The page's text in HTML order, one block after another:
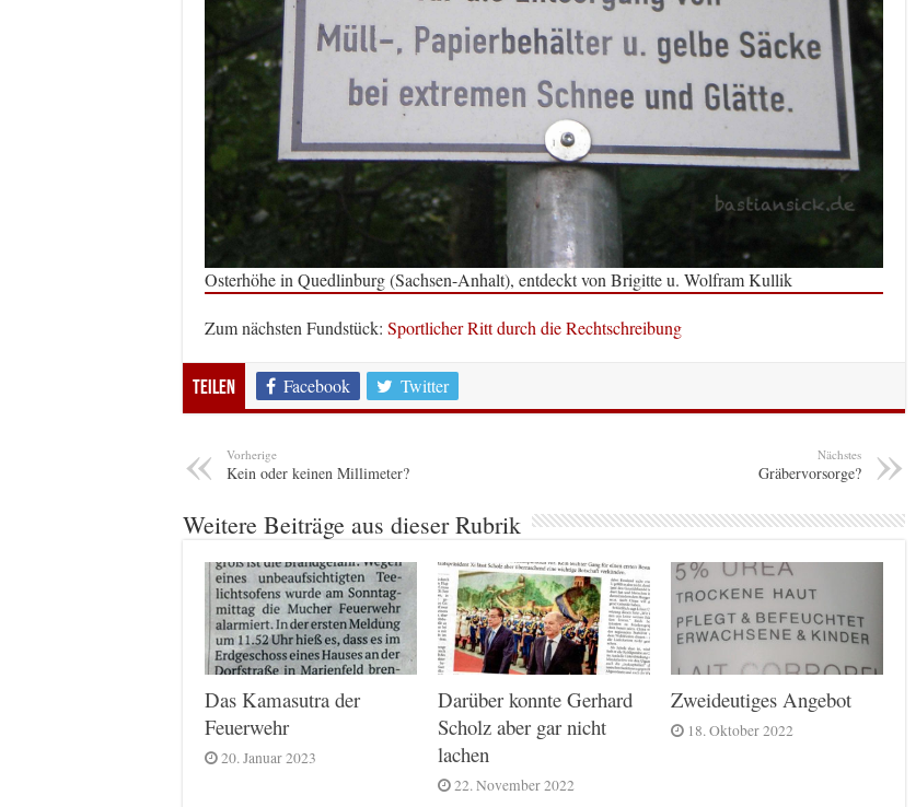
Osterhöhe in Quedlinburg (Sachsen-Anhalt), entdeckt von Brigitte u. Wolfram Kullik
Zum nächsten Fundstück: Sportlicher Ritt durch die Rechtschreibung
Teilen Facebook Twitter
Vorherige
Kein oder keinen Millimeter?
Nächstes
Gräbervorsorge?
Weitere Beiträge aus dieser Rubrik
Das Kamasutra der
Feuerwehr
20. Januar 2023
Darüber konnte Gerhard
Scholz aber gar nicht
lachen
22. November 2022
Zweideutiges Angebot
18. Oktober 2022